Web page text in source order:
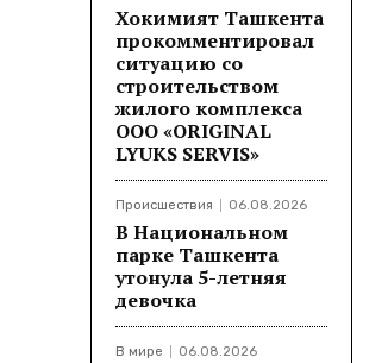
Хокимият Ташкента
прокомментировал
ситуацию со
строительством
жилого комплекса
ООО «ORIGINAL
LYUKS SERVIS»
Происшествия 06.08.2026
В Национальном
парке Ташкента
утонула 5-летняя
девочка
В мире 06.08.2026